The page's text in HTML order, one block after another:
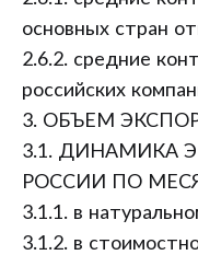
основных стран
2.6.2. средние
российских
3. ОБЪЕМ
3.1. ДИНАМИКА
РОССИИ ПО
3.1.1. в
3.1.2. в